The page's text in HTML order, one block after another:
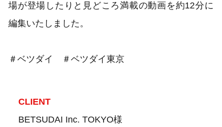
場が登場したりと見どころ満載の動画を約12分に
編集いたしました。
＃ベツダイ ＃ベツダイ東京
CLIENT
BETSUDAI Inc. TOKYO様